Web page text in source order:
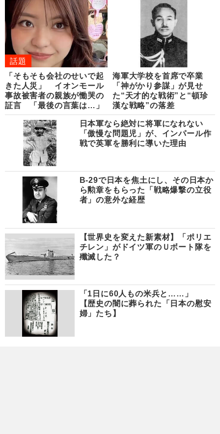
話題
「そもそも会社のせいで起
きた人災」 イオンモール
事故被害者の親族が慟哭の
証言 「最後の言葉は…」
海軍大学校を首席で卒業
「神がかり参謀」が見せ
た“天才的な戦術”と“頓珍
漢な戦略”の落差
日本軍なら絶対に将軍になれない
「傲慢な問題児」が、インパール作
戦で英軍を勝利に導いた理由
B-29で日本を焦土にし、その日本か
ら勲章をもらった「戦略爆撃の立役
者」の意外な経歴
【世界史を変えた新素材】「ポリエ
チレン」がドイツ軍のＵボート隊を
殲滅した？
「1日に60人もの米兵と……」
【歴史の闇に葬られた「日本の慰安
婦」たち】